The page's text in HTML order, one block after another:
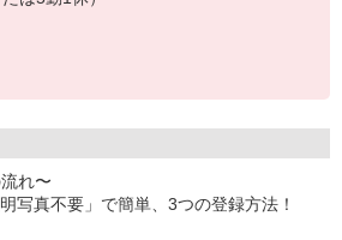
れ〜
写真不要」で簡単、3つの登録方法！